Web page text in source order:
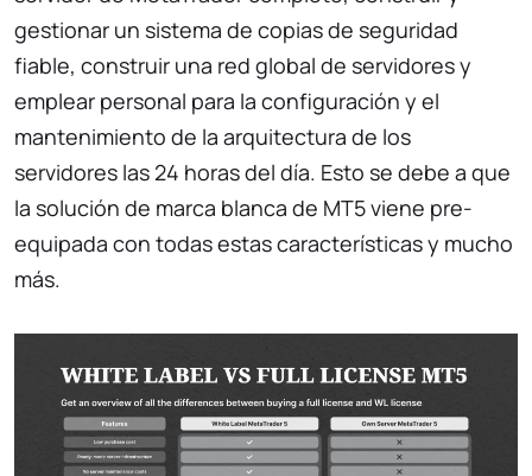
gestionar un sistema de copias de seguridad
fiable, construir una red global de servidores y
emplear personal para la configuración y el
mantenimiento de la arquitectura de los
servidores las 24 horas del día. Esto se debe a que
la solución de marca blanca de MT5 viene pre-
equipada con todas estas características y mucho
más.